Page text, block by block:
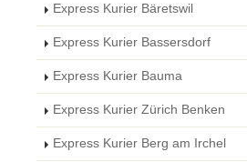
Express Kurier Bäretswil
Express Kurier Bassersdorf
Express Kurier Bauma
Express Kurier Zürich Benken
Express Kurier Berg am Irchel